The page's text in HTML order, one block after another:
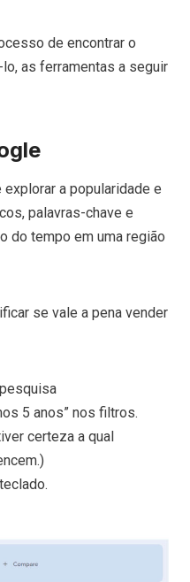
de encontrar o
as ferramentas a seguir
explorar a popularidade e
palavras-chave e
do tempo em uma região
se vale a pena vender
5 anos” nos filtros.
certeza a qual